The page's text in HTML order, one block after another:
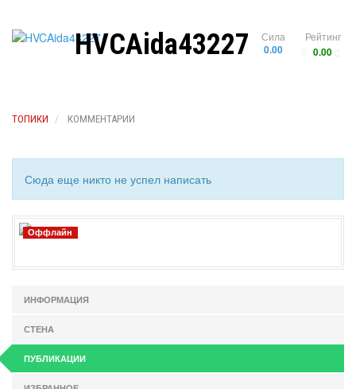
Рейтинг
0.00
Сила
0.00
HVCAida43227
ТОПИКИ КОММЕНТАРИИ
Сюда еще никто не успел написать
Оффлайн
ИНФОРМАЦИЯ
СТЕНА
ПУБЛИКАЦИИ